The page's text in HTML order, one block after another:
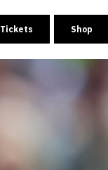
Tickets Shop